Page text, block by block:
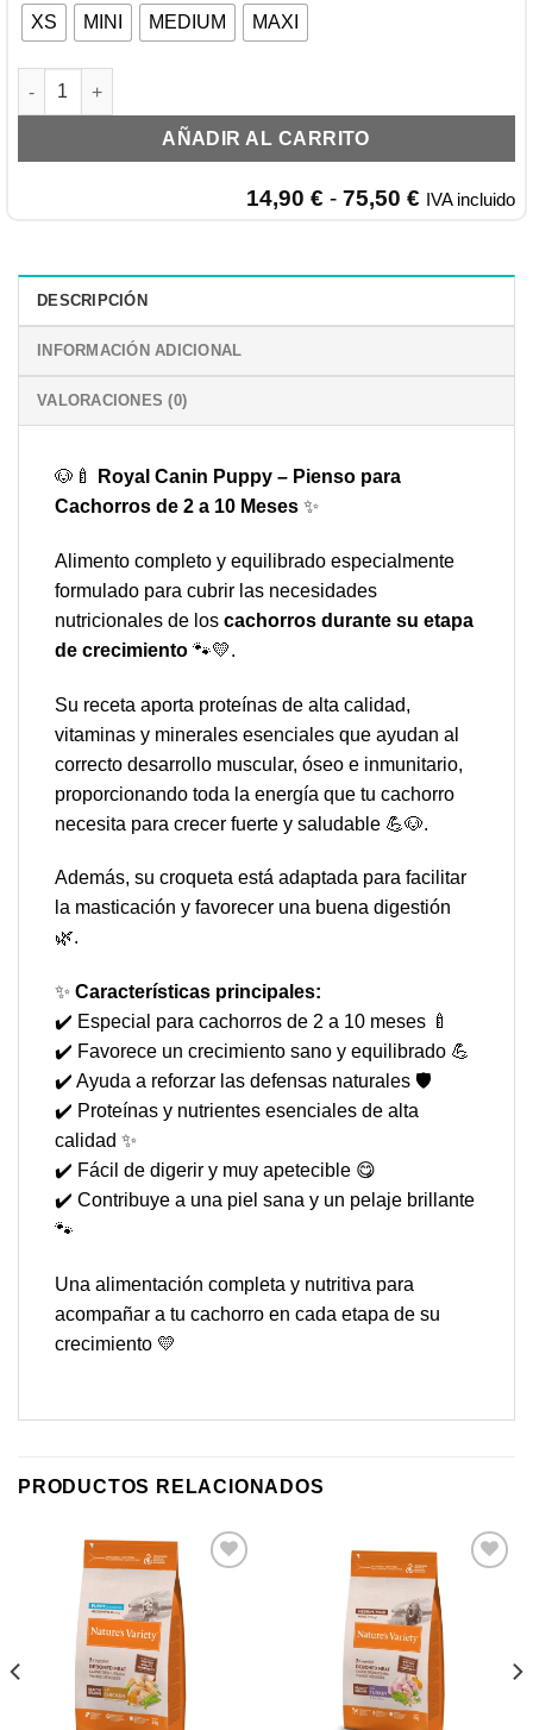
XS MINI MEDIUM MAXI
ROYAL CANIN PUPPY | PIENSO PARA CACHORRO DE 2-10
AÑADIR AL CARRITO
14,90 € - 75,50 € Rango
75,50 €
IVA incluido
DESCRIPCIÓN
INFORMACIÓN ADICIONAL
VALORACIONES (0)
🐶🍼
Royal Canin Puppy – Pienso para
Cachorros de 2 a 10 Meses ✨
Alimento completo y equilibrado especialmente
formulado para cubrir las necesidades
nutricionales de los cachorros durante su etapa
de crecimiento 🐾💛.
Su receta aporta proteínas de alta calidad,
vitaminas y minerales esenciales que ayudan al
correcto desarrollo muscular, óseo e inmunitario,
proporcionando toda la energía que tu cachorro
necesita para crecer fuerte y saludable 💪🐶.
Además, su croqueta está adaptada para facilitar
la masticación y favorecer una buena digestión
🌿.
✨ Características principales:
✔️ Especial para cachorros de 2 a 10 meses 🍼
✔️ Favorece un crecimiento sano y equilibrado 💪
✔️ Ayuda a reforzar las defensas naturales 🛡️
✔️ Proteínas y nutrientes esenciales de alta
calidad ✨
✔️ Fácil de digerir y muy apetecible 😋
✔️ Contribuye a una piel sana y un pelaje brillante
🐾
Una alimentación completa y nutritiva para
acompañar a tu cachorro en cada etapa de su
crecimiento 💛
PRODUCTOS RELACIONADOS